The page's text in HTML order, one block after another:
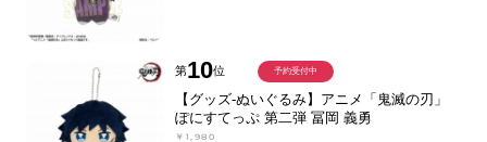
第10位
【グッズ-ぬいぐるみ】アニメ「鬼滅の刃」
ぽにすてっぷ 第二弾 冨岡 義勇
￥1,980
予約受付中